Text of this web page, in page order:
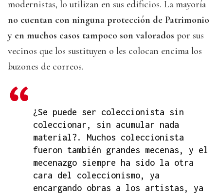
modernistas, lo utilizan en sus edificios. La mayoría
no cuentan con ninguna protección de Patrimonio
y en muchos casos tampoco son valorados por sus
vecinos que los sustituyen o les colocan encima los
buzones de correos.
¿Se puede ser coleccionista sin
coleccionar, sin acumular nada
material?. Muchos coleccionista
fueron también grandes mecenas, y el
mecenazgo siempre ha sido la otra
cara del coleccionismo, ya
encargando obras a los artistas, ya